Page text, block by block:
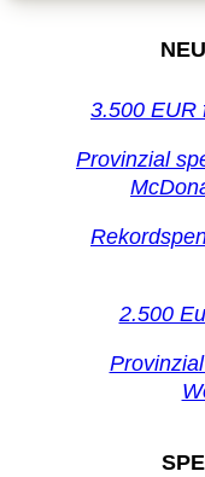
3.500 EUR
Provinzial
2.500